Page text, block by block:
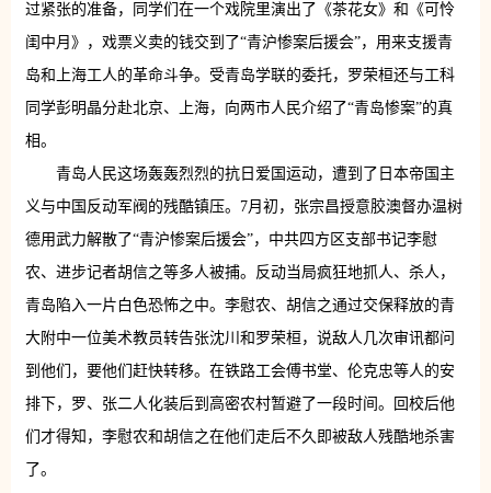
过紧张的准备，同学们在一个戏院里演出了《茶花女》和《可怜
闺中月》，戏票义卖的钱交到了“青沪惨案后援会”，用来支援青
岛和上海工人的革命斗争。受青岛学联的委托，罗荣桓还与工科
同学彭明晶分赴北京、上海，向两市人民介绍了“青岛惨案”的真
相。
青岛人民这场轰轰烈烈的抗日爱国运动，遭到了日本帝国主
义与中国反动军阀的残酷镇压。7月初，张宗昌授意胶澳督办温树
德用武力解散了“青沪惨案后援会”，中共四方区支部书记李慰
农、进步记者胡信之等多人被捕。反动当局疯狂地抓人、杀人，
青岛陷入一片白色恐怖之中。李慰农、胡信之通过交保释放的青
大附中一位美术教员转告张沈川和罗荣桓，说敌人几次审讯都问
到他们，要他们赶快转移。在铁路工会傅书堂、伦克忠等人的安
排下，罗、张二人化装后到高密农村暂避了一段时间。回校后他
们才得知，李慰农和胡信之在他们走后不久即被敌人残酷地杀害
了。